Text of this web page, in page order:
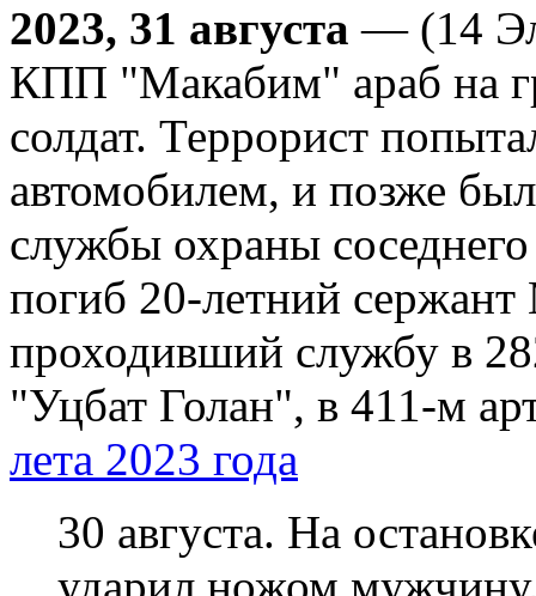
2023, 31 августа — (14
КПП "Макабим" араб на
солдат. Террорист
автомобилем, и позже
службы охраны
погиб 20-летний
проходивший службу в
"Уцбат Голан", в 411-м
лета 2023 года
30 августа. На
ударил ножом